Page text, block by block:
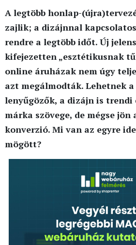
A legtöbb honlap-
zajlik; a dizájnnal
rendre a legtöbb időt. Új
kifejezetten „esztétikusnak
online áruházak nem úgy
azt megálmodták. Lehetnek a
lenyűgözők, a dizájn is trendi
márka szövege, de mégse jön
konverzió. Mi van az egyre
mögött?